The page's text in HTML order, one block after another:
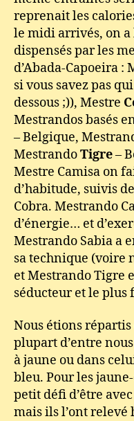
reprenait les
le midi arrivés, on a
dispensés par les
d’Abada-Capoeira :
si vous savez pas
dessous ;)), Mestre
Mestrandos basés
– Belgique,
MestrandoTigre–
Mestre Camisa on
d’habitude, suivis
Cobra. Mestrando
d’énergie… et
Mestrando Sabia a
sa technique (voire
et Mestrando Tigre
séducteur et le plus
Nous étions
plupart d’entre
à jaune ou dans
bleu. Pour les
petit défi d’être
mais ils l’ont relevé